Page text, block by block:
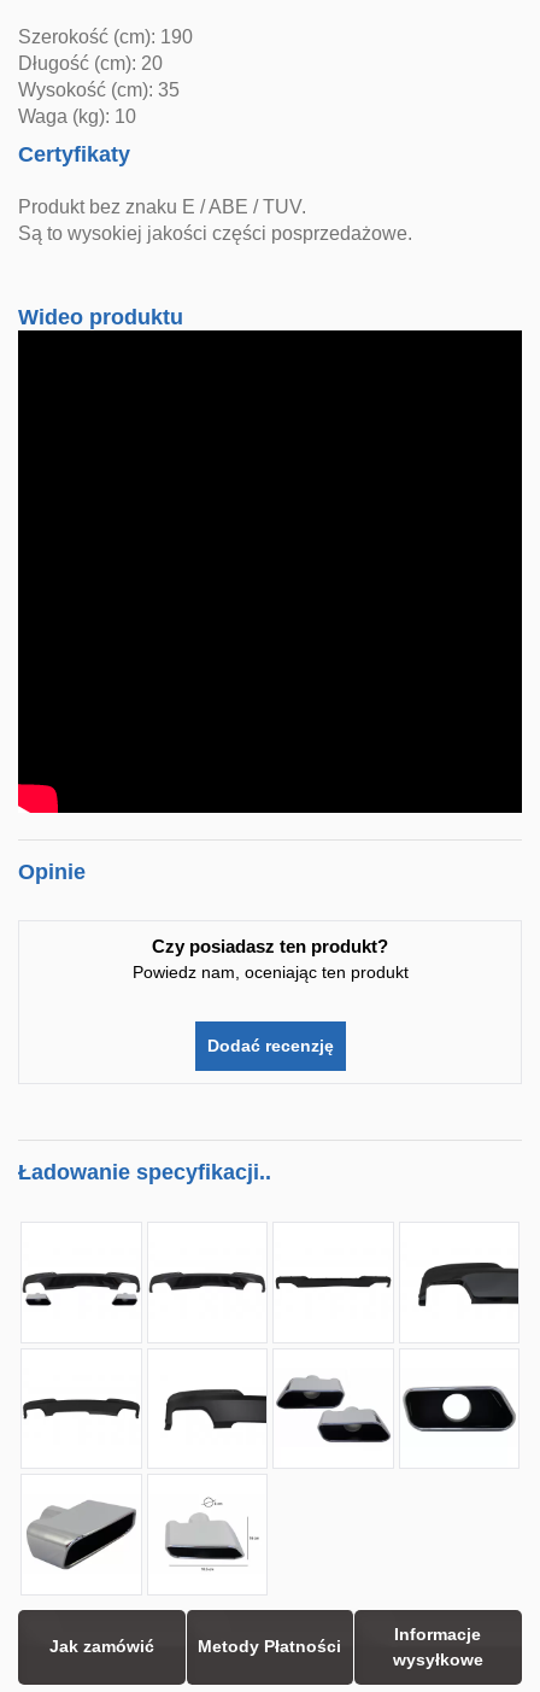
Szerokość (cm): 190
Długość (cm): 20
Wysokość (cm): 35
Waga (kg): 10
Certyfikaty
Produkt bez znaku E / ABE / TUV.
Są to wysokiej jakości części posprzedażowe.
Wideo produktu
Opinie
Czy posiadasz ten produkt?
Powiedz nam, oceniając ten produkt
Dodać recenzję
Ładowanie specyfikacji..
Jak zamówić Metody Płatności
Informacje
wysyłkowe